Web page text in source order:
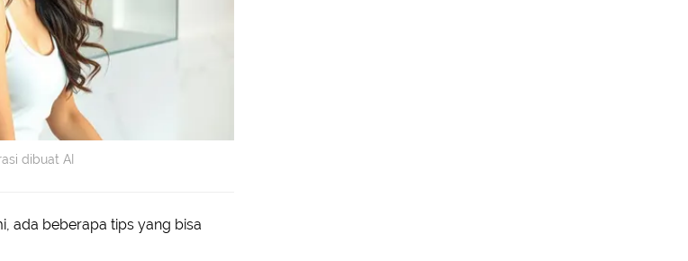
dibuat AI
ada beberapa tips yang bisa